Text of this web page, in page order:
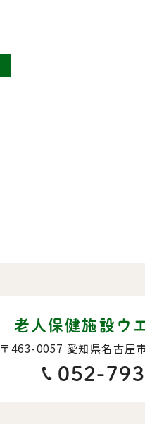
老人保健施設ウ
〒463-0057 愛知県名古屋
052-